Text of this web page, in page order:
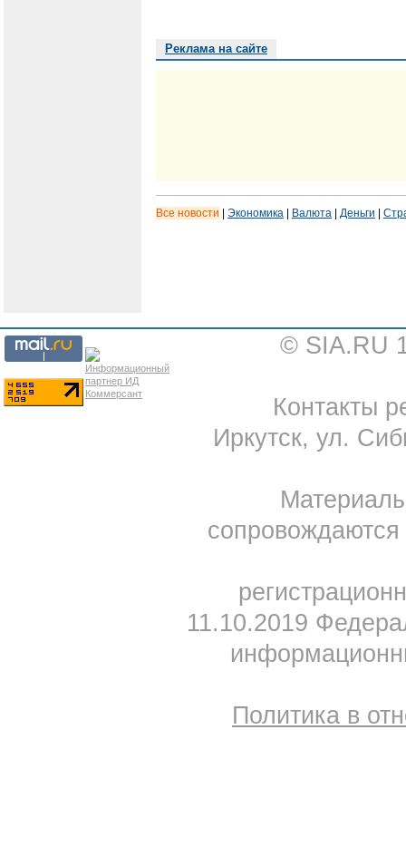
Реклама на сайте
Все новости | Экономика | Валюта | Деньги |
© SIA.RU
Контакты
Иркутск, ул.
11.10.2019
Политика в